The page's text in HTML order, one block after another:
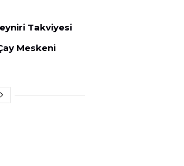
Takviyesi
Meskeni